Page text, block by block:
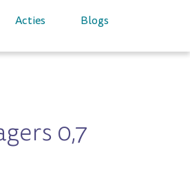
Acties Blogs
0,7